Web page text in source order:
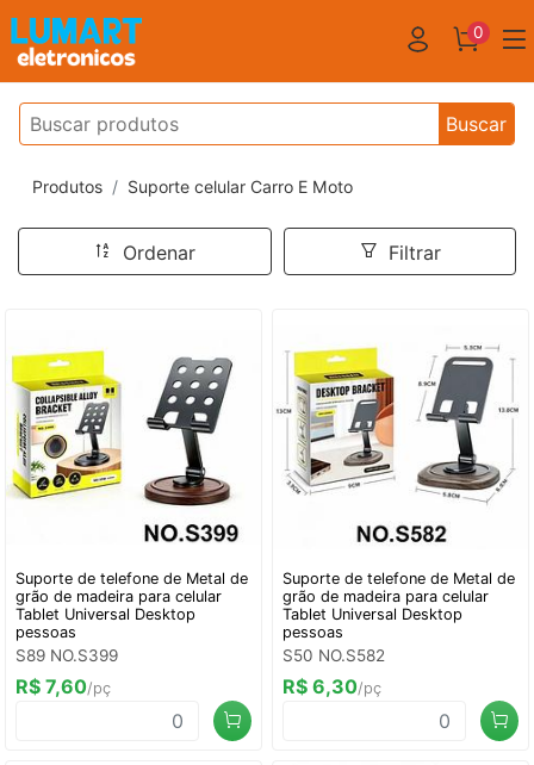
0
Buscar
Produtos Suporte celular Carro E Moto
Ordenar Filtrar
Suporte de telefone de Metal de
grão de madeira para celular
Tablet Universal Desktop
pessoas
S89 NO.S399
R$ 7,60/pç
Suporte de telefone de Metal de
grão de madeira para celular
Tablet Universal Desktop
pessoas
S50 NO.S582
R$ 6,30/pç